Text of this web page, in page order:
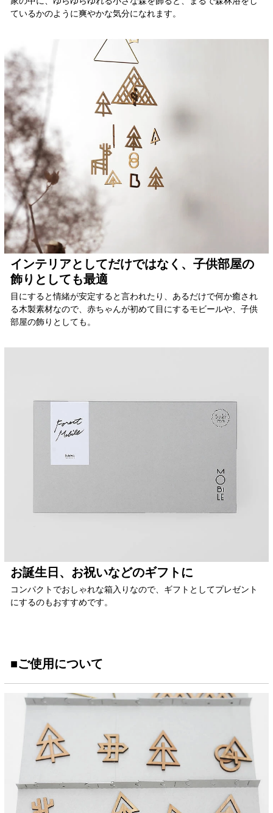
ているかのように爽やかな気分になれます。
インテリアとしてだけではなく、子供部屋の
飾りとしても最適
目にすると情緒が安定すると言われたり、あるだけで何か癒され
る木製素材なので、赤ちゃんが初めて目にするモビールや、子供
部屋の飾りとしても。
お誕生日、お祝いなどのギフトに
コンパクトでおしゃれな箱入りなので、ギフトとしてプレゼント
にするのもおすすめです。
■ご使用について